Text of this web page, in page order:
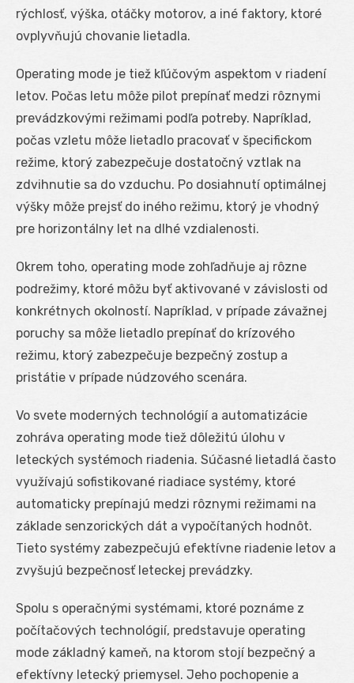
rýchlosť, výška, otáčky motorov, a iné faktory, ktoré
ovplyvňujú chovanie lietadla.
Operating mode je tiež kľúčovým aspektom v riadení
letov. Počas letu môže pilot prepínať medzi rôznymi
prevádzkovými režimami podľa potreby. Napríklad,
počas vzletu môže lietadlo pracovať v špecifickom
režime, ktorý zabezpečuje dostatočný vztlak na
zdvihnutie sa do vzduchu. Po dosiahnutí optimálnej
výšky môže prejsť do iného režimu, ktorý je vhodný
pre horizontálny let na dlhé vzdialenosti.
Okrem toho, operating mode zohľadňuje aj rôzne
podrežimy, ktoré môžu byť aktivované v závislosti od
konkrétnych okolností. Napríklad, v prípade závažnej
poruchy sa môže lietadlo prepínať do krízového
režimu, ktorý zabezpečuje bezpečný zostup a
pristátie v prípade núdzového scenára.
Vo svete moderných technológií a automatizácie
zohráva operating mode tiež dôležitú úlohu v
leteckých systémoch riadenia. Súčasné lietadlá často
využívajú sofistikované riadiace systémy, ktoré
automaticky prepínajú medzi rôznymi režimami na
základe senzorických dát a vypočítaných hodnôt.
Tieto systémy zabezpečujú efektívne riadenie letov a
zvyšujú bezpečnosť leteckej prevádzky.
Spolu s operačnými systémami, ktoré poznáme z
počítačových technológií, predstavuje operating
mode základný kameň, na ktorom stojí bezpečný a
efektívny letecký priemysel. Jeho pochopenie a